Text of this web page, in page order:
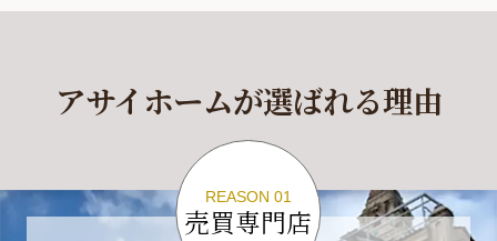
休業期間中に頂きましたお問い合わせにつきま
2026年5月7日(木)以降、順次対応させて頂きま
ご不便をおかけいたしますが、何卒ご理解の程
アサイホームが選ばれる理由
REASON 01
売買専門店